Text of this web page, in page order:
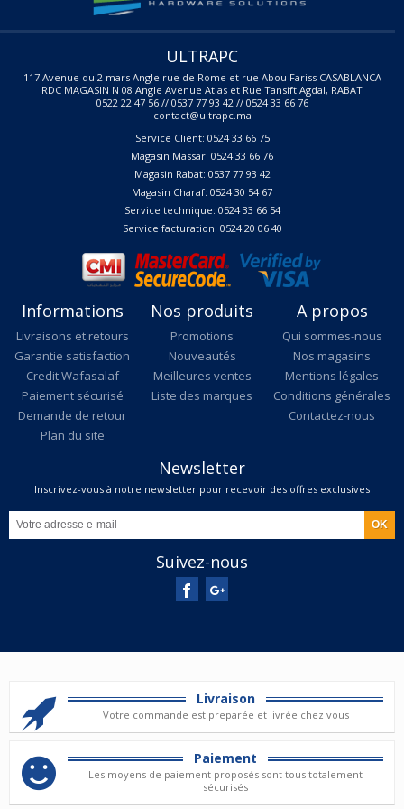
ULTRAPC
117 Avenue du 2 mars Angle rue de Rome et rue Abou Fariss CASABLANCA
RDC MAGASIN N 08 Angle Avenue Atlas et Rue Tansift Agdal, RABAT
0522 22 47 56 // 0537 77 93 42 // 0524 33 66 76
contact@ultrapc.ma
Service Client: 0524 33 66 75
Magasin Massar: 0524 33 66 76
Magasin Rabat: 0537 77 93 42
Magasin Charaf: 0524 30 54 67
Service technique: 0524 33 66 54
Service facturation: 0524 20 06 40
Informations
Livraisons et retours
Garantie satisfaction
Credit Wafasalaf
Paiement sécurisé
Demande de retour
Plan du site
Nos produits
Promotions
Nouveautés
Meilleures ventes
Liste des marques
A propos
Qui sommes-nous
Nos magasins
Mentions légales
Conditions générales
Contactez-nous
Newsletter
Inscrivez-vous à notre newsletter pour recevoir des offres exclusives
Suivez-nous
Livraison
Votre commande est preparée et livrée chez vous
Paiement
Les moyens de paiement proposés sont tous totalement
sécurisés